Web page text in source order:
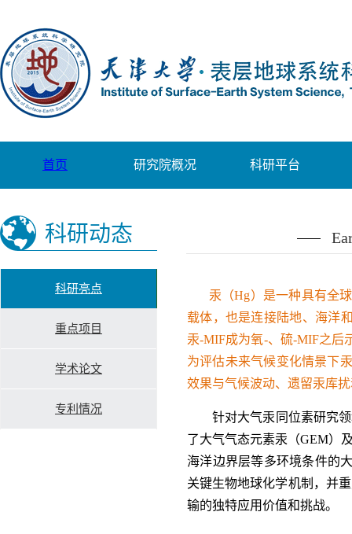
首页 研究院概况 科研平台
科研动态
科研亮点
重点项目
学术论文
专利情况
汞（Hg）是一种具有全
载体，也是连接陆地、海洋
汞-MIF成为氧-、硫-MIF之后
为评估未来气候变化情景下
效果与气候波动、遗留汞库
针对大气汞同位素研究
了大气气态元素汞（GEM）
海洋边界层等多环境条件的
关键生物地球化学机制，并
输的独特应用价值和挑战。